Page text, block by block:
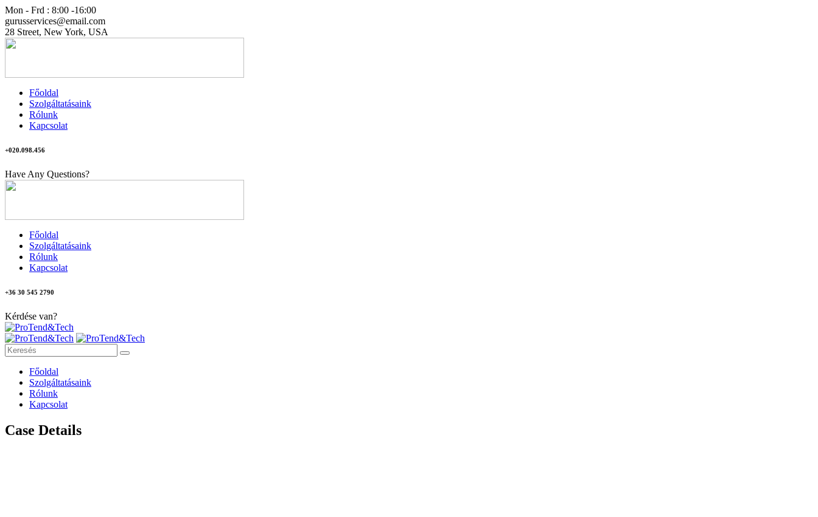
Mon - Frd : 8:00 -16:00
gurusservices@email.com
28 Street, New York, USA
Főoldal
Szolgáltatásaink
Rólunk
Kapcsolat
+020.098.456
Have Any Questions?
Főoldal
Szolgáltatásaink
Rólunk
Kapcsolat
+36 30 545 2790
Kérdése van?
Főoldal
Szolgáltatásaink
Rólunk
Kapcsolat
Case Details